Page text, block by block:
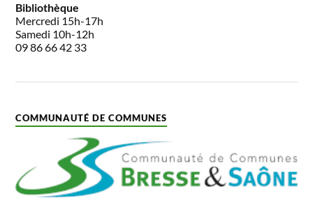
Bibliothèque
Mercredi 15h-17h
Samedi 10h-12h
09 86 66 42 33
COMMUNAUTÉ DE COMMUNES